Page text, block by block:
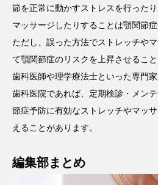
節を正常に動かすストレスを行った
マッサージしたりすることは顎関節
ただし、誤った方法でストレッチや
て顎関節症のリスクを上昇させるこ
歯科医師や理学療法士といった専門
歯科医院であれば、定期検診・メン
節症予防に有効なストレッチやマッ
えることがあります。
編集部まとめ